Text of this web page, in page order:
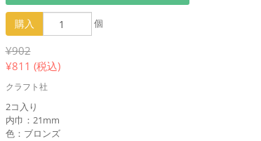
購入 個
¥902
¥811 (税込)
クラフト社
2コ入り
内巾：21mm
色：ブロンズ